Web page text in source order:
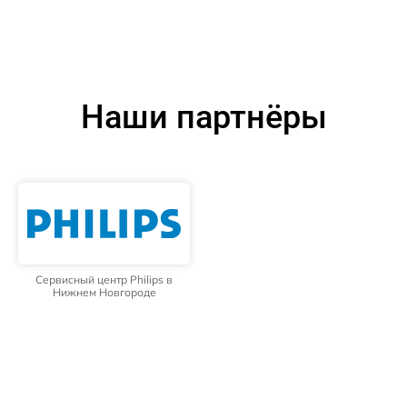
Наши партнёры
Сервисный центр Philips в
Нижнем Новгороде